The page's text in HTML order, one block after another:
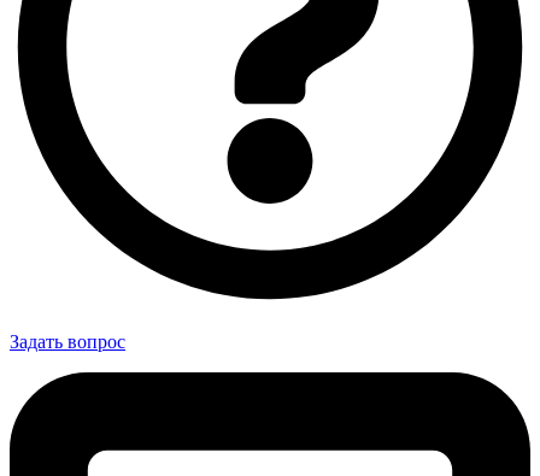
Задать вопрос